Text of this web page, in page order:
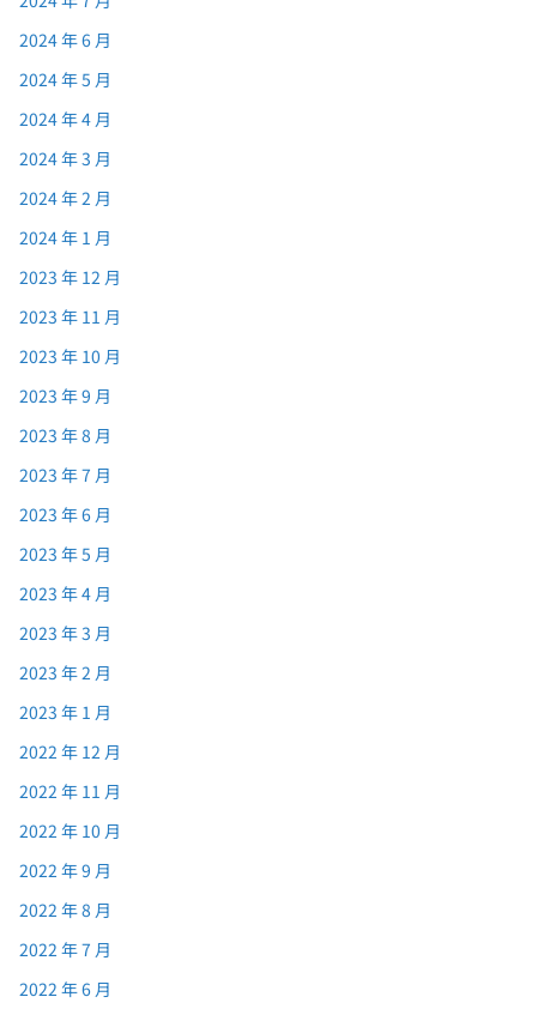
2024 年 6 月
2024 年 5 月
2024 年 4 月
2024 年 3 月
2024 年 2 月
2024 年 1 月
2023 年 12 月
2023 年 11 月
2023 年 10 月
2023 年 9 月
2023 年 8 月
2023 年 7 月
2023 年 6 月
2023 年 5 月
2023 年 4 月
2023 年 3 月
2023 年 2 月
2023 年 1 月
2022 年 12 月
2022 年 11 月
2022 年 10 月
2022 年 9 月
2022 年 8 月
2022 年 7 月
2022 年 6 月